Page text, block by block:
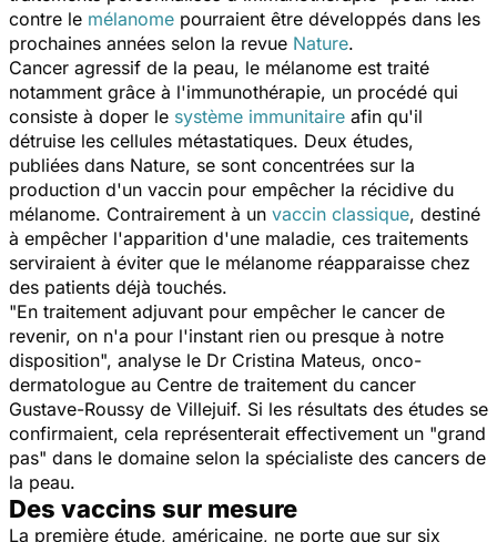
contre le mélanome pourraient être développés dans les
prochaines années selon la revue Nature.
Cancer agressif de la peau, le mélanome est traité
notamment grâce à l'immunothérapie, un procédé qui
consiste à doper le système immunitaire afin qu'il
détruise les cellules métastatiques. Deux études,
publiées dans Nature, se sont concentrées sur la
production d'un vaccin pour empêcher la récidive du
mélanome. Contrairement à un vaccin classique, destiné
à empêcher l'apparition d'une maladie, ces traitements
serviraient à éviter que le mélanome réapparaisse chez
des patients déjà touchés.
"En traitement adjuvant pour empêcher le cancer de
revenir, on n'a pour l'instant rien ou presque à notre
disposition", analyse le Dr Cristina Mateus, onco-
dermatologue au Centre de traitement du cancer
Gustave-Roussy de Villejuif. Si les résultats des études se
confirmaient, cela représenterait effectivement un "grand
pas" dans le domaine selon la spécialiste des cancers de
la peau.
Des vaccins sur mesure
La première étude, américaine, ne porte que sur six